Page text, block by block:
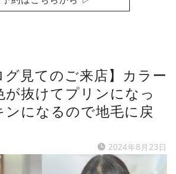
グ見てのご来店】カラー
が抜けてプリンになっ
ンになるので地毛に戻
2024年8月23日